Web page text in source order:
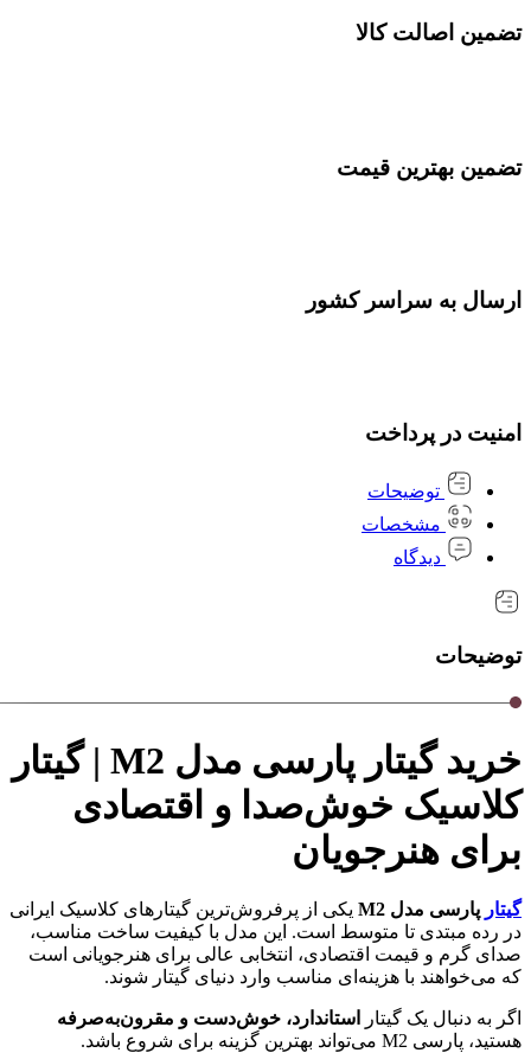
تضمین اصالت کالا
تضمین بهترین قیمت
ارسال به سراسر کشور
امنیت در پرداخت
توضیحات
مشخصات
دیدگاه
توضیحات
خرید گیتار پارسی مدل M2 | گیتار
کلاسیک خوش‌صدا و اقتصادی
برای هنرجویان
گیتار پارسی مدل M2
یکی از پرفروش‌ترین گیتارهای کلاسیک ایرانی
در رده مبتدی تا متوسط است. این مدل با کیفیت ساخت مناسب،
صدای گرم و قیمت اقتصادی، انتخابی عالی برای هنرجویانی است
که می‌خواهند با هزینه‌ای مناسب وارد دنیای گیتار شوند.
اگر به دنبال یک گیتار
استاندارد، خوش‌دست و مقرون‌به‌صرفه
هستید، پارسی M2 می‌تواند بهترین گزینه برای شروع باشد.